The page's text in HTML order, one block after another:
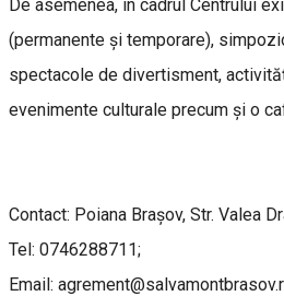
De asemenea, în cadrul Centrului
(permanente și temporare),
spectacole de divertisment,
evenimente culturale precum și o
Contact: Poiana Brașov, Str. Valea
Tel: 0746288711;
Email: